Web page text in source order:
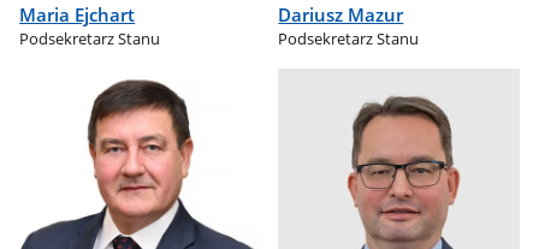
Maria Ejchart
Podsekretarz Stanu
Dariusz Mazur
Podsekretarz Stanu